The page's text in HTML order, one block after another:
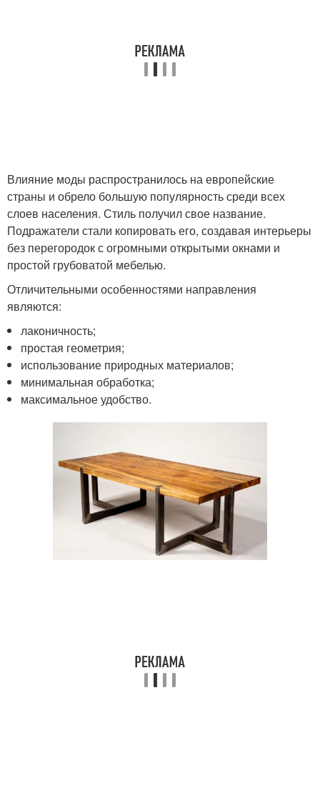
Влияние моды распространилось на европейские
страны и обрело большую популярность среди всех
слоев населения. Стиль получил свое название.
Подражатели стали копировать его, создавая интерьеры
без перегородок с огромными открытыми окнами и
простой грубоватой мебелью.
Отличительными особенностями направления
являются:
лаконичность;
простая геометрия;
использование природных материалов;
минимальная обработка;
максимальное удобство.